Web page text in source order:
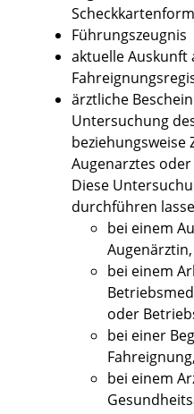
Führungszeugnis
aktuelle Auskunft
ärztliche
Untersuchung
beziehungsweise
Augenarztes
Diese
durchführen
bei einem
Augenärztin,
bei einem
oder
bei einer
Fahreignung,
bei einem